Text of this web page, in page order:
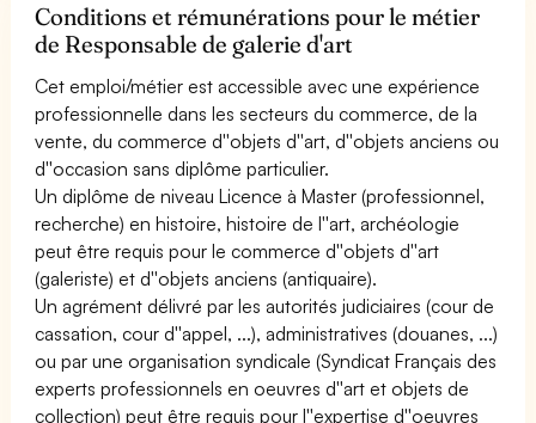
Conditions et rémunérations pour le métier
de Responsable de galerie d'art
Cet emploi/métier est accessible avec une expérience
professionnelle dans les secteurs du commerce, de la
vente, du commerce d''objets d''art, d''objets anciens ou
d''occasion sans diplôme particulier.
Un diplôme de niveau Licence à Master (professionnel,
recherche) en histoire, histoire de l''art, archéologie
peut être requis pour le commerce d''objets d''art
(galeriste) et d''objets anciens (antiquaire).
Un agrément délivré par les autorités judiciaires (cour de
cassation, cour d''appel, ...), administratives (douanes, ...)
ou par une organisation syndicale (Syndicat Français des
experts professionnels en oeuvres d''art et objets de
collection) peut être requis pour l''expertise d''oeuvres